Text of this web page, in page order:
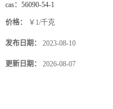
cas： 56090-54-1
价格： ￥1/千克
发布日期： 2023-08-10
更新日期： 2026-08-07